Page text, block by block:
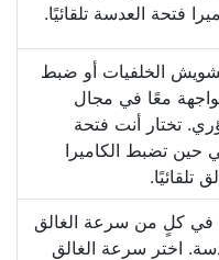
فتحة العدسة تلقائيًا.
الخلفيات أو ضبط
معًا في مجال
تختار أنت فتحة
حين تضبط الكاميرا
تلقائيًا.
في كلٍ من سرعة الغالق
اختر سرعة الغالق